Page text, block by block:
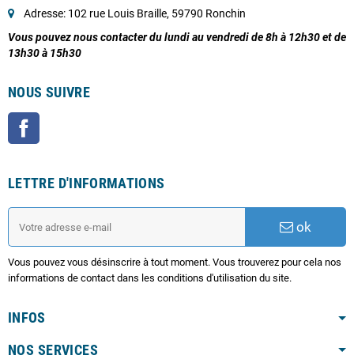
Adresse: 102 rue Louis Braille, 59790 Ronchin
Vous pouvez nous contacter du lundi au vendredi de 8h à 12h30 et de
13h30 à 15h30
NOUS SUIVRE
LETTRE D'INFORMATIONS
ok
Vous pouvez vous désinscrire à tout moment. Vous trouverez pour cela nos
informations de contact dans les conditions d'utilisation du site.
INFOS
NOS SERVICES